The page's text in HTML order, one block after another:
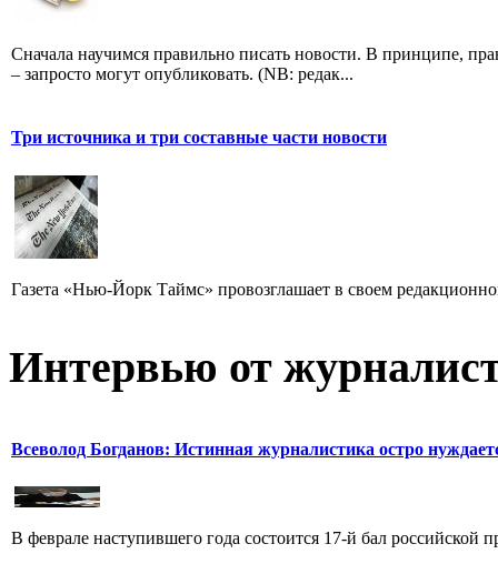
Сначала научимся правильно писать новости. В принципе,
– запросто могут опубликовать. (NB: редак...
Три источника и три составные части новости
Газета «Нью-Йорк Таймс» провозглашает в своем
Интервью от
Всеволод Богданов: Истинная журналистика остро
В феврале наступившего года состоится 17-й бал российской